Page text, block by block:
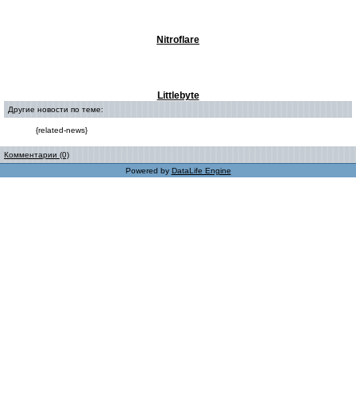
Nitroflare
Littlebyte
Другие новости по теме:
{related-news}
Комментарии (0)
Powered by DataLife Engine